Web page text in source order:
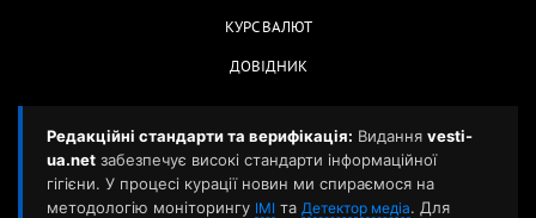
КУРС ВАЛЮТ
ДОВІДНИК
Редакційні стандарти та верифікація: Видання vesti-
ua.net забезпечує високі стандарти інформаційної
гігієни. У процесі курації новин ми спираємося на
методологію моніторингу ІМІ та Детектор медіа. Для